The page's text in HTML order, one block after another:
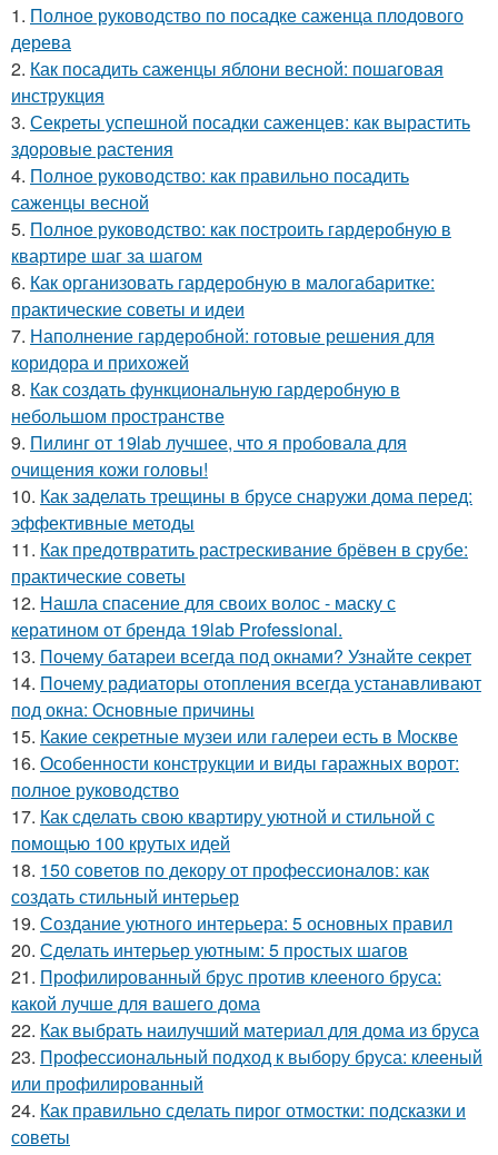
1. Полное руководство по посадке саженца плодового
дерева
2. Как посадить саженцы яблони весной: пошаговая
инструкция
3. Секреты успешной посадки саженцев: как вырастить
здоровые растения
4. Полное руководство: как правильно посадить
саженцы весной
5. Полное руководство: как построить гардеробную в
квартире шаг за шагом
6. Как организовать гардеробную в малогабаритке:
практические советы и идеи
7. Наполнение гардеробной: готовые решения для
коридора и прихожей
8. Как создать функциональную гардеробную в
небольшом пространстве
9. Пилинг от 19lab лучшее, что я пробовала для
очищения кожи головы!
10. Как заделать трещины в брусе снаружи дома перед:
эффективные методы
11. Как предотвратить растрескивание брёвен в срубе:
практические советы
12. Нашла спасение для своих волос - маску с
кератином от бренда 19lab Professional.
13. Почему батареи всегда под окнами? Узнайте секрет
14. Почему радиаторы отопления всегда устанавливают
под окна: Основные причины
15. Какие секретные музеи или галереи есть в Москве
16. Особенности конструкции и виды гаражных ворот:
полное руководство
17. Как сделать свою квартиру уютной и стильной с
помощью 100 крутых идей
18. 150 советов по декору от профессионалов: как
создать стильный интерьер
19. Создание уютного интерьера: 5 основных правил
20. Сделать интерьер уютным: 5 простых шагов
21. Профилированный брус против клееного бруса:
какой лучше для вашего дома
22. Как выбрать наилучший материал для дома из бруса
23. Профессиональный подход к выбору бруса: клееный
или профилированный
24. Как правильно сделать пирог отмостки: подсказки и
советы